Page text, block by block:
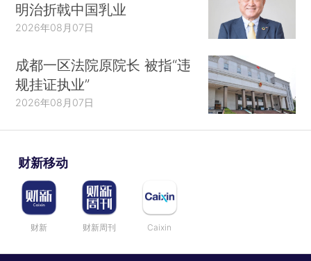
明治折戟中国乳业
2026年08月07日
成都一区法院原院长 被指“违
规挂证执业”
2026年08月07日
财新移动
财新 财新周刊 Caixin